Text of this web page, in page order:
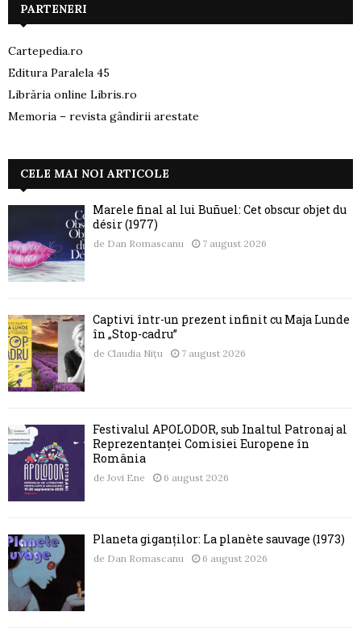
PARTENERI
Cartepedia.ro
Editura Paralela 45
Librăria online Libris.ro
Memoria – revista gândirii arestate
CELE MAI NOI ARTICOLE
Marele final al lui Buñuel: Cet obscur objet du
désir (1977)
de Dan Romascanu 7 august 2026
Captivi într-un prezent infinit cu Maja Lunde
în „Stop-cadru”
de Claudia Nițu 7 august 2026
Festivalul APOLODOR, sub Înaltul Patronaj al
Reprezentanței Comisiei Europene în
România
de Jovi Ene 6 august 2026
Planeta giganților: La planète sauvage (1973)
de Dan Romascanu 6 august 2026